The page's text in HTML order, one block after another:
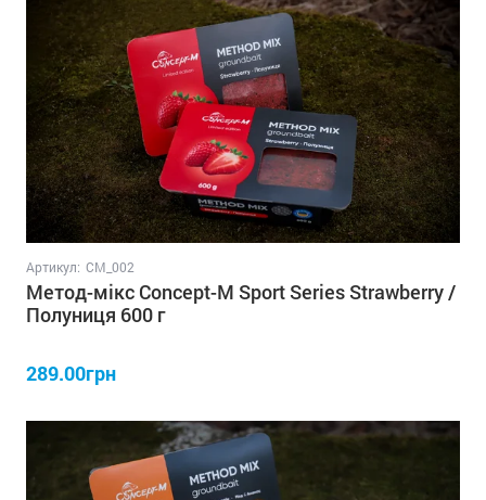
Артикул: СM_002
Метод-мікс Concept-M Sport Series Strawberry /
Полуниця 600 г
289.00грн